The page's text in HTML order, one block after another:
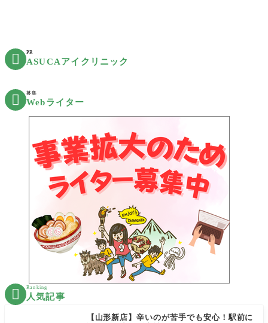
 PR
ASUCAアイクリニック
 募集
Webライター
 Ranking
人気記事
【山形新店】辛いのが苦手でも安心！駅前に